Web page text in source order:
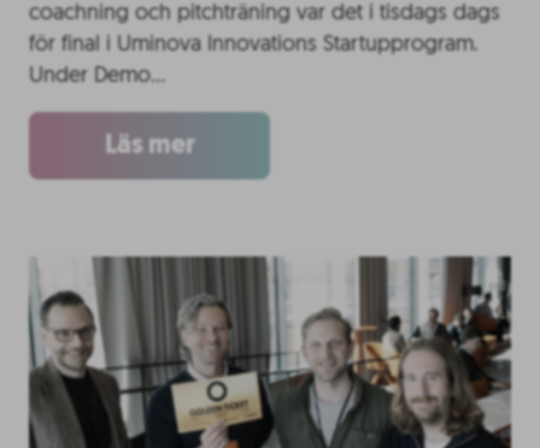
coachning och pitchträning var det i tisdags dags
för final i Uminova Innovations Startupprogram.
Under Demo…
Läs mer